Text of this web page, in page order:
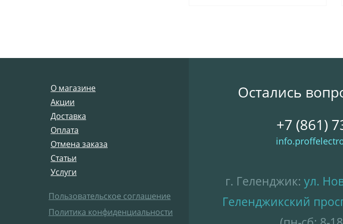
О магазине
Акции
Доставка
Оплата
Отмена заказа
Статьи
Услуги
Пользовательское соглашение
Политика конфиденциальности
Остались
+7 (861)
г. Геленджик: ул.
Геленджикский